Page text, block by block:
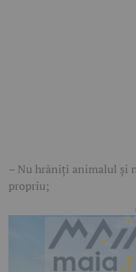
– Nu hrăniți animalul și
propriu;